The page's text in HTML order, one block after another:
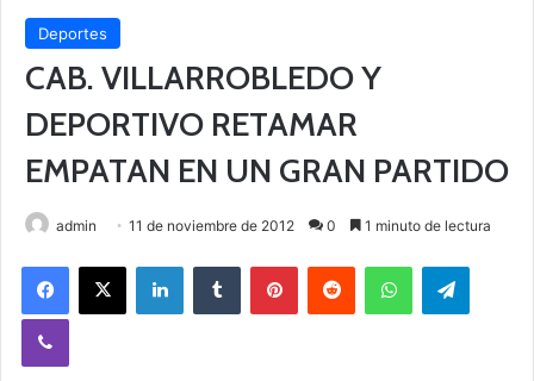
Deportes
CAB. VILLARROBLEDO Y
DEPORTIVO RETAMAR
EMPATAN EN UN GRAN PARTIDO
admin 11 de noviembre de 2012 0 1 minuto de lectura